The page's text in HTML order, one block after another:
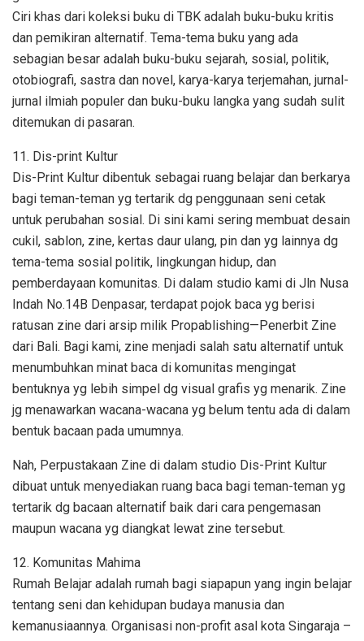
Ciri khas dari koleksi buku di TBK adalah buku-buku kritis
dan pemikiran alternatif. Tema-tema buku yang ada
sebagian besar adalah buku-buku sejarah, sosial, politik,
otobiografi, sastra dan novel, karya-karya terjemahan, jurnal-
jurnal ilmiah populer dan buku-buku langka yang sudah sulit
ditemukan di pasaran.
11. Dis-print Kultur
Dis-Print Kultur dibentuk sebagai ruang belajar dan berkarya
bagi teman-teman yg tertarik dg penggunaan seni cetak
untuk perubahan sosial. Di sini kami sering membuat desain
cukil, sablon, zine, kertas daur ulang, pin dan yg lainnya dg
tema-tema sosial politik, lingkungan hidup, dan
pemberdayaan komunitas. Di dalam studio kami di Jln Nusa
Indah No.14B Denpasar, terdapat pojok baca yg berisi
ratusan zine dari arsip milik Propablishing—Penerbit Zine
dari Bali. Bagi kami, zine menjadi salah satu alternatif untuk
menumbuhkan minat baca di komunitas mengingat
bentuknya yg lebih simpel dg visual grafis yg menarik. Zine
jg menawarkan wacana-wacana yg belum tentu ada di dalam
bentuk bacaan pada umumnya.
Nah, Perpustakaan Zine di dalam studio Dis-Print Kultur
dibuat untuk menyediakan ruang baca bagi teman-teman yg
tertarik dg bacaan alternatif baik dari cara pengemasan
maupun wacana yg diangkat lewat zine tersebut.
12. Komunitas Mahima
Rumah Belajar adalah rumah bagi siapapun yang ingin belajar
tentang seni dan kehidupan budaya manusia dan
kemanusiaannya. Organisasi non-profit asal kota Singaraja –